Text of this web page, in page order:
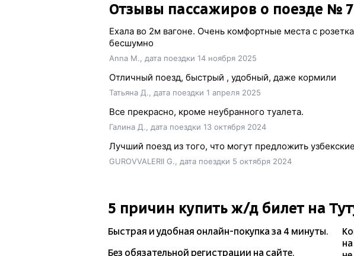
Отзывы пассажиров о поезде №
Ехала во 2м вагоне. Очень комфортные места с
бесшумно
Anna M., дата поездки 14 ноября 2025
Отличный поезд, быстрый , удобный, даже кормили
Татьяна Д., дата поездки 1 апреля 2025
Все прекрасно, кроме неубранного туалета.
Галина Д., дата поездки 13 октября 2024
Лучший поезд из того, что могут предложить
GUROVVALERII G., дата поездки 5 октября 2024
5 причин купить ж/дбилет на
Быстрая и удобная онлайн-покупказа 4 минуты.
Без обязательной регистрации на сайте.